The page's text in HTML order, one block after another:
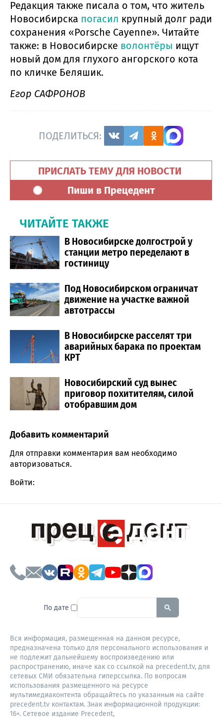
Редакция также писала о том, что житель
Новосибирска погасил крупный долг ради
сохранения «Porsche Cayenne». Читайте
также: в Новосибирске волонтёры ищут
новый дом для глухого ангорского кота
по кличке Беляшик.
Егор САФРОНОВ
ПОДЕЛИТЬСЯ:
ПРИСЛАТЬ ТЕМУ ДЛЯ НОВОСТИ
Пиши в Прецедент
ЧИТАЙТЕ ТАКЖЕ
В Новосибирске долгострой у
станции метро переделают в
гостиницу
Под Новосибирском ограничат
движение на участке важной
автотрассы
В Новосибирске расселят три
аварийных барака по проектам
КРТ
Новосибирский суд вынес
приговор похитителям, силой
отобравшим дом
Comment section
Добавить комментарий
Для отправки комментария вам необходимо
авторизоваться.
Войти:
По дате To search this site, enter a
Вся информация, размещенная на данном ресурсе,
предназначена только для персонального использования и
не подлежит дальнейшему воспроизведению или
распространению, иначе как со ссылкой на precedent.tv, для
сетевых СМИ обязательна гиперссылка. По вопросам
использования размещенного на ресурсе
мультимедиаконтента обращайтесь по указанным на сайте
precedent.tv контактам. Знак информационной продукции:
16+. Сетевое издание Precedent,